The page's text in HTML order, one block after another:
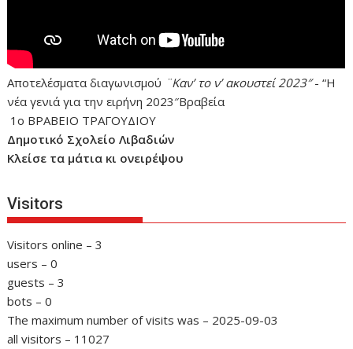
Αποτελέσματα διαγωνισμού ¨Καν’ το ν’ ακουστεί 2023″- “Η
νέα γενιά για την ειρήνη 2023″Βραβεία
1ο ΒΡΑΒΕΙΟ ΤΡΑΓΟΥΔΙΟΥ
Δημοτικό Σχολείο Λιβαδιών
Κλείσε τα μάτια κι ονειρέψου
Visitors
Visitors online – 3
users – 0
guests – 3
bots – 0
The maximum number of visits was – 2025-09-03
all visitors – 11027